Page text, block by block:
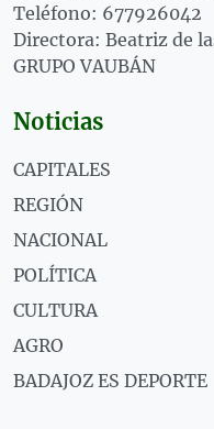
Teléfono: 677926042
Directora: Beatriz de
GRUPO VAUBÁN
Noticias
CAPITALES
REGIÓN
NACIONAL
POLÍTICA
CULTURA
AGRO
BADAJOZ ES DEPORTE